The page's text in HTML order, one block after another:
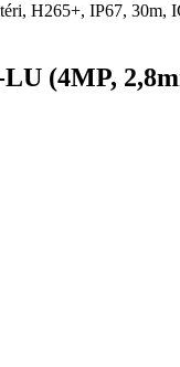
H265+, IP67, 30m,
(4MP,